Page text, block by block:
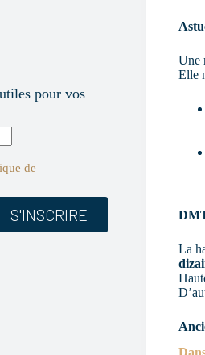
Une
Elle
La
pour vos
de